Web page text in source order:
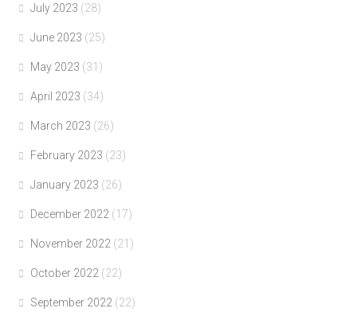
July 2023 (28)
June 2023 (25)
May 2023 (31)
April 2023 (34)
March 2023 (26)
February 2023 (23)
January 2023 (26)
December 2022 (17)
November 2022 (21)
October 2022 (22)
September 2022 (22)